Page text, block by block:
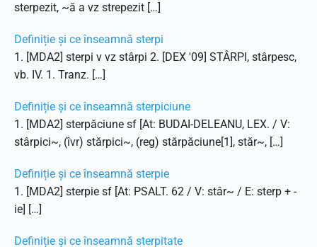
sterpezit, ~ă a vz strepezit […]
Definiție și ce înseamnă sterpi
1. [MDA2] sterpi v vz stârpi 2. [DEX '09] STÂRPI, stârpesc,
vb. IV. 1. Tranz. […]
Definiție și ce înseamnă sterpiciune
1. [MDA2] sterpăciune sf [At: BUDAI-DELEANU, LEX. / V:
stârpici~, (îvr) stărpici~, (reg) stărpăciune[1], stăr~, […]
Definiție și ce înseamnă sterpie
1. [MDA2] sterpie sf [At: PSALT. 62 / V: stâr~ / E: sterp + -
ie] […]
Definiție și ce înseamnă sterpitate